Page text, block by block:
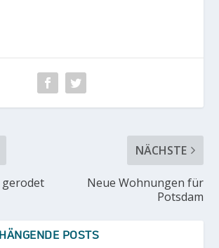
gerodet
NÄCHSTE
Neue Wohnungen für
Potsdam
POSTS